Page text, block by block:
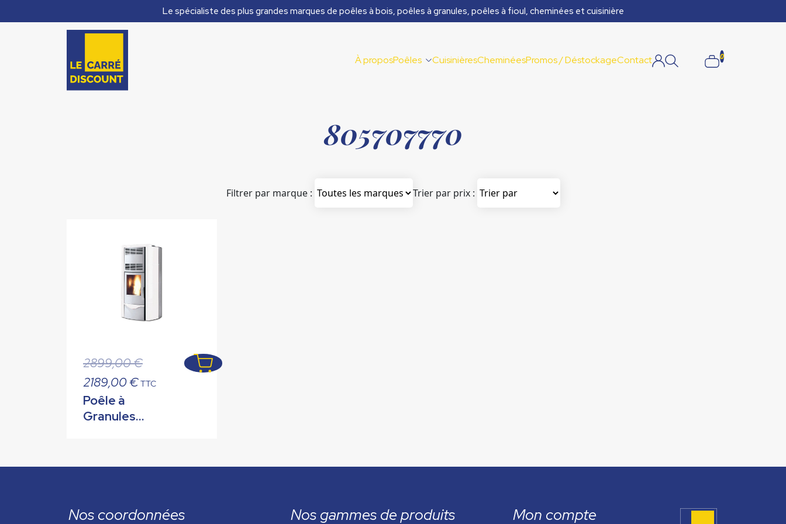
Le spécialiste des plus grandes marques de poêles à bois, poêles à granules, poêles à fioul, cheminées et cuisinière
À proposPoêles CuisinièresCheminéesPromos / DéstockageContact 0
805707770
Filtrer par marque : Trier par prix :
2899,00€Le
initial
2899,00 €.
2189,00€Le
est :
TTC
Poêle à
Granules
SILENT
Nos coordonnées Nos gammes de produits Mon compte